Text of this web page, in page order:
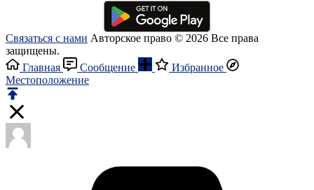
Связаться с нами Авторское право © 2026 Все права
защищены.
Главная
Сообщение
Избранное
Местоположение